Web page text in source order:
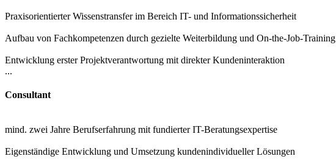
Praxisorientierter Wissenstransfer im Bereich IT- und Informationssicherheit
Aufbau von Fachkompetenzen durch gezielte Weiterbildung und On-the-Job-Training
Entwicklung erster Projektverantwortung mit direkter Kundeninteraktion
...
Consultant
mind. zwei Jahre Berufserfahrung mit fundierter IT-Beratungsexpertise
Eigenständige Entwicklung und Umsetzung kundenindividueller Lösungen